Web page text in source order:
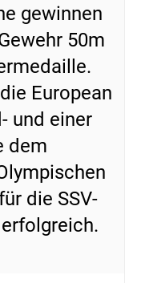
gewinnen
50m
European
und einer
dem
die SSV-